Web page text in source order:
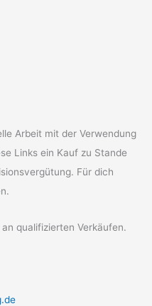
Arbeit mit der Verwendung
Links ein Kauf zu Stande
Für dich
qualifizierten Verkäufen.